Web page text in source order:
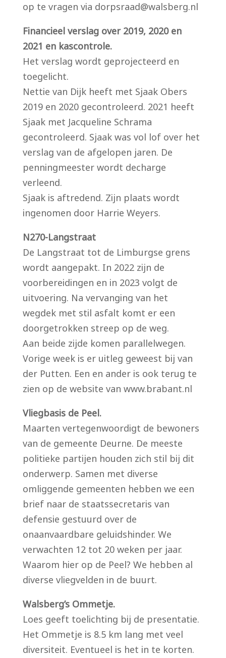
op te vragen via dorpsraad@walsberg.nl
Financieel verslag over 2019, 2020 en
2021 en kascontrole.
Het verslag wordt geprojecteerd en
toegelicht.
Nettie van Dijk heeft met Sjaak Obers
2019 en 2020 gecontroleerd. 2021 heeft
Sjaak met Jacqueline Schrama
gecontroleerd. Sjaak was vol lof over het
verslag van de afgelopen jaren. De
penningmeester wordt decharge
verleend.
Sjaak is aftredend. Zijn plaats wordt
ingenomen door Harrie Weyers.
N270-Langstraat
De Langstraat tot de Limburgse grens
wordt aangepakt. In 2022 zijn de
voorbereidingen en in 2023 volgt de
uitvoering. Na vervanging van het
wegdek met stil asfalt komt er een
doorgetrokken streep op de weg.
Aan beide zijde komen parallelwegen.
Vorige week is er uitleg geweest bij van
der Putten. Een en ander is ook terug te
zien op de website van www.brabant.nl
Vliegbasis de Peel.
Maarten vertegenwoordigt de bewoners
van de gemeente Deurne. De meeste
politieke partijen houden zich stil bij dit
onderwerp. Samen met diverse
omliggende gemeenten hebben we een
brief naar de staatssecretaris van
defensie gestuurd over de
onaanvaardbare geluidshinder. We
verwachten 12 tot 20 weken per jaar.
Waarom hier op de Peel? We hebben al
diverse vliegvelden in de buurt.
Walsberg’s Ommetje.
Loes geeft toelichting bij de presentatie.
Het Ommetje is 8.5 km lang met veel
diversiteit. Eventueel is het in te korten.